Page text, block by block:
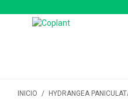
INICIO / HYDRANGEA